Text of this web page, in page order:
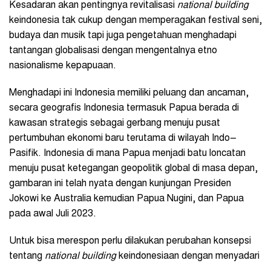
Kesadaran akan pentingnya revitalisasi national building
keindonesia tak cukup dengan memperagakan festival seni,
budaya dan musik tapi juga pengetahuan menghadapi
tantangan globalisasi dengan mengentalnya etno
nasionalisme kepapuaan.
Menghadapi ini Indonesia memiliki peluang dan ancaman,
secara geografis Indonesia termasuk Papua berada di
kawasan strategis sebagai gerbang menuju pusat
pertumbuhan ekonomi baru terutama di wilayah Indo–
Pasifik. Indonesia di mana Papua menjadi batu loncatan
menuju pusat ketegangan geopolitik global di masa depan,
gambaran ini telah nyata dengan kunjungan Presiden
Jokowi ke Australia kemudian Papua Nugini, dan Papua
pada awal Juli 2023.
Untuk bisa merespon perlu dilakukan perubahan konsepsi
tentang national buildingkeindonesiaan dengan menyadari